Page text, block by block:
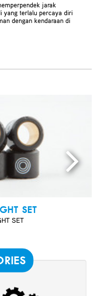
jarak
yang terlalu percaya diri
dengan kendaraan di
SET
SET